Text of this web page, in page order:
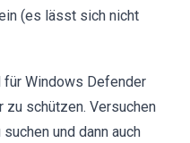
(es lässt sich nicht
Windows Defender
zu schützen. Versuchen
und dann auch